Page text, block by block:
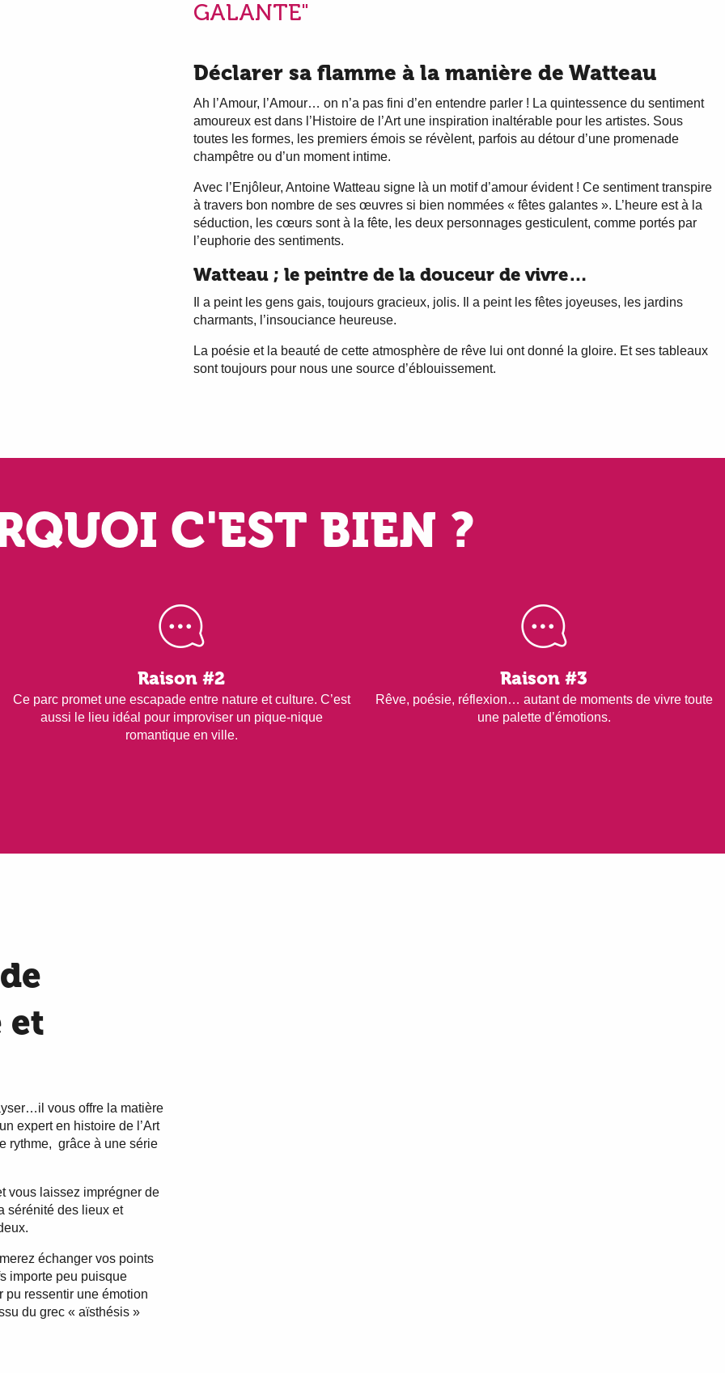
GALANTE"
Déclarer sa flamme à la manière de Watteau
Ah l’Amour, l’Amour… on n’a pas fini d’en entendre parler ! La quintessence du sentiment
amoureux est dans l’Histoire de l’Art une inspiration inaltérable pour les artistes. Sous
toutes les formes, les premiers émois se révèlent, parfois au détour d’une promenade
champêtre ou d’un moment intime.
Avec l’Enjôleur, Antoine Watteau signe là un motif d’amour évident ! Ce sentiment transpire
à travers bon nombre de ses œuvres si bien nommées « fêtes galantes ». L’heure est à la
séduction, les cœurs sont à la fête, les deux personnages gesticulent, comme portés par
l’euphorie des sentiments.
Watteau ; le peintre de la douceur de vivre…
Il a peint les gens gais, toujours gracieux, jolis. Il a peint les fêtes joyeuses, les jardins
charmants, l’insouciance heureuse.
La poésie et la beauté de cette atmosphère de rêve lui ont donné la gloire. Et ses tableaux
sont toujours pour nous une source d’éblouissement.
C'EST BIEN ?
Raison #2
Ce parc promet une escapade entre nature et culture. C’est
aussi le lieu idéal pour improviser un pique-nique
romantique en ville.
Raison #3
Rêve, poésie, réflexion… autant de moments de vivre toute
une palette d’émotions.
et
vous offre la matière
expert en histoire de l’Art
rythme, grâce à une série
vous laissez imprégner de
sérénité des lieux et
échanger vos points
importe peu puisque
pu ressentir une émotion
du grec « aïsthésis »